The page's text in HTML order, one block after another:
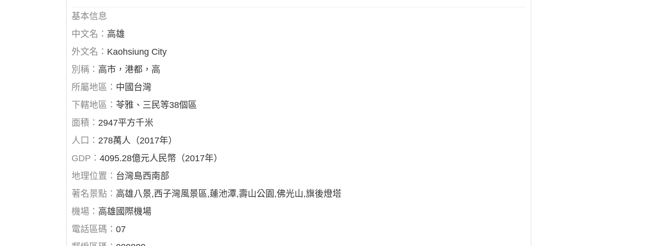
基本信息
中文名： 高雄
外文名： Kaohsiung City
別稱： 高市，港都，高
所屬地區： 中國台灣
下轄地區：苓雅、三民等38個區
面積： 2947平方千米
人口： 278萬人（2017年）
GDP：4095.28億元人民幣（2017年）
地理位置： 台灣島西南部
著名景點： 高雄八景,西子灣風景區,蓮池潭,壽山公園,佛光山,旗後燈塔
機場： 高雄國際機場
電話區碼：07